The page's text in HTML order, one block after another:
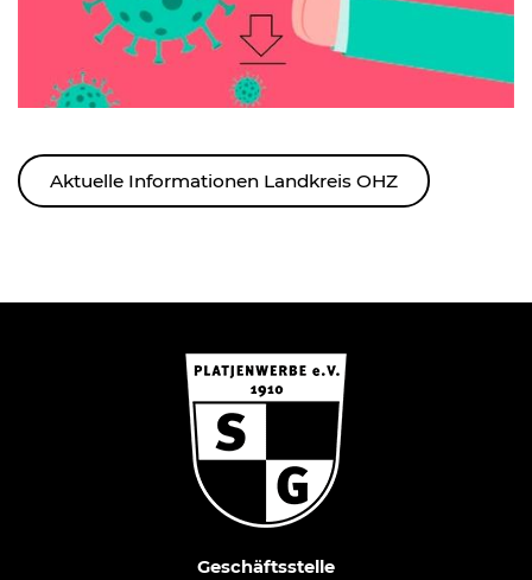
Aktuelle Informationen Landkreis OHZ
Geschäftsstelle